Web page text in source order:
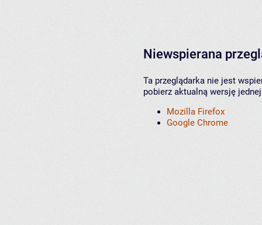
Niewspierana
Ta przeglądarka nie jest
pobierz aktualną wersję
Mozilla Firefox
Google Chrome